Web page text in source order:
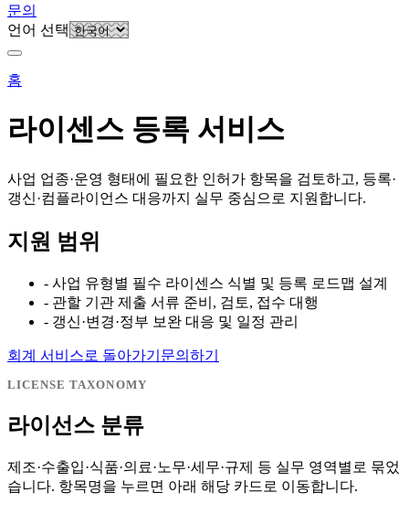
문의
언어 선택
홈
라이센스 등록 서비스
사업 업종·운영 형태에 필요한 인허가 항목을 검토하고, 등록·
갱신·컴플라이언스 대응까지 실무 중심으로 지원합니다.
지원 범위
- 사업 유형별 필수 라이센스 식별 및 등록 로드맵 설계
- 관할 기관 제출 서류 준비, 검토, 접수 대행
- 갱신·변경·정부 보완 대응 및 일정 관리
회계 서비스로 돌아가기 문의하기
LICENSE TAXONOMY
라이선스 분류
제조·수출입·식품·의료·노무·세무·규제 등 실무 영역별로 묶었
습니다. 항목명을 누르면 아래 해당 카드로 이동합니다.